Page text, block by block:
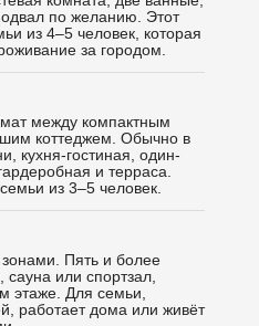
по желанию. Этот
из 4–5 человек, которая
за городом.
между компактным
коттеджем. Обычно в
кухня-гостиная, один-
и терраса.
из 3–5 человек.
Пять и более
сауна или спортзал,
этаже. Для семьи,
работает дома или живёт